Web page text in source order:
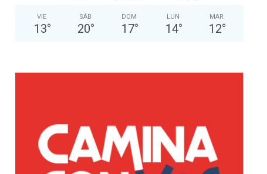
VIE
13°
SÁB
20°
DOM
17°
LUN
14°
MAR
12°